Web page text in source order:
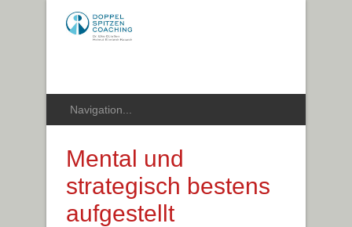
Mental und
strategisch bestens
aufgestellt